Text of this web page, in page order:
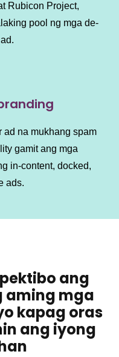
Rubicon Project,
pool ng mga de-
ad na mukhang spam
gamit ang mga
in-content, docked,
ads.
ang
aming mga
kapag oras
ang iyong